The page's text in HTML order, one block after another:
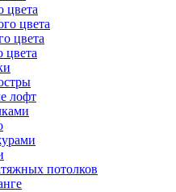
цвета
цвета
цвета
цвета
лофт
потолков